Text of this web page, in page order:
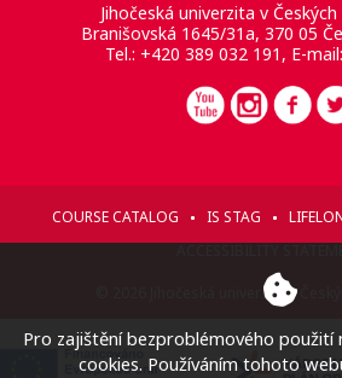
Jihočeská univerzita v
Branišovská 1645/31a, 370 05
Tel.: +420 389 032 191, E-mail:
COURSE CATALOG IS STAG
© 2026 Jihočeská univerzita v
Pro zajištění bezproblémového použití
cookies. Používáním tohoto